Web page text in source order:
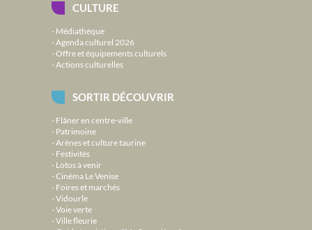
CULTURE
Médiathèque
Agenda culturel 2026
Offre et équipements culturels
Actions culturelles
SORTIR DÉCOUVRIR
Flâner en centre-ville
Patrimoine
Arènes et culture taurine
Festivités
Lotos à venir
Cinéma Le Venise
Foires et marchés
Vidourle
Voie verte
Ville fleurie